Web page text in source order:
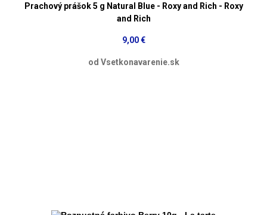
Prachový prášok 5 g Natural Blue - Roxy and Rich - Roxy
and Rich
9,00 €
od Vsetkonavarenie.sk